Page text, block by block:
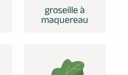
groseille à
maquereau